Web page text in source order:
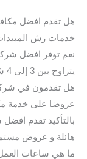
هل تقدم افضل
خدمات رش
نعم توفر افضل
يتراوح بين 3 إلى 4 شهور.
هل تقدمون في
عروضا على خدمة
بالتأكيد تقدم
هائلة و عروض
ما هي ساعات